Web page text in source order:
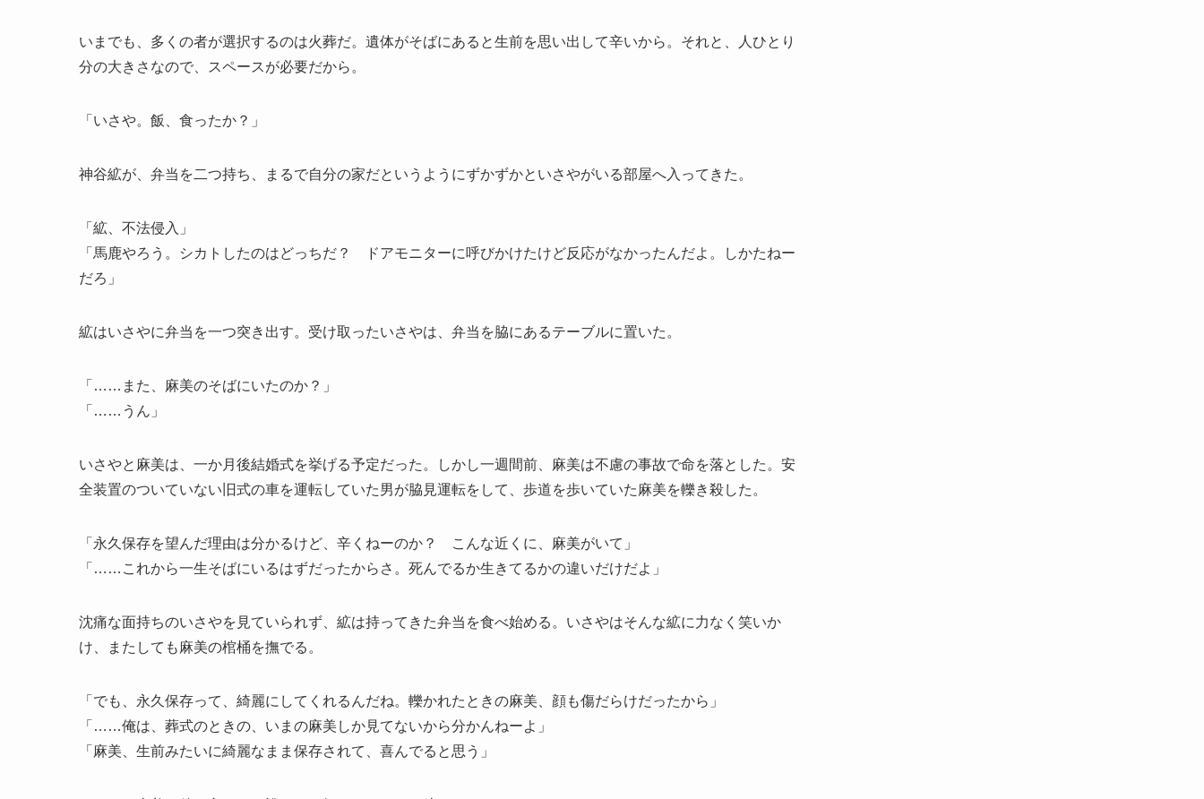
いまでも、多くの者が選択するのは火葬だ。遺体がそばにあると生前を思い出して辛いから。それと、人ひとり
分の大きさなので、スペースが必要だから。
「いさや。飯、食ったか？」
神谷絋が、弁当を二つ持ち、まるで自分の家だというようにずかずかといさやがいる部屋へ入ってきた。
「絋、不法侵入」
「馬鹿やろう。シカトしたのはどっちだ？ ドアモニターに呼びかけたけど反応がなかったんだよ。しかたねー
だろ」
絋はいさやに弁当を一つ突き出す。受け取ったいさやは、弁当を脇にあるテーブルに置いた。
「……また、麻美のそばにいたのか？」
「……うん」
いさやと麻美は、一か月後結婚式を挙げる予定だった。しかし一週間前、麻美は不慮の事故で命を落とした。安
全装置のついていない旧式の車を運転していた男が脇見運転をして、歩道を歩いていた麻美を轢き殺した。
「永久保存を望んだ理由は分かるけど、辛くねーのか？ こんな近くに、麻美がいて」
「……これから一生そばにいるはずだったからさ。死んでるか生きてるかの違いだけだよ」
沈痛な面持ちのいさやを見ていられず、絋は持ってきた弁当を食べ始める。いさやはそんな絋に力なく笑いか
け、またしても麻美の棺桶を撫でる。
「でも、永久保存って、綺麗にしてくれるんだね。轢かれたときの麻美、顔も傷だらけだったから」
「……俺は、葬式のときの、いまの麻美しか見てないから分かんねーよ」
「麻美、生前みたいに綺麗なまま保存されて、喜んでると思う」